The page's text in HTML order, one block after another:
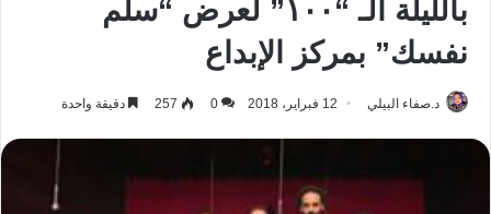
بالليلة الـ “١٠٠” لعرض “سلم
نفسك” بمركز الإبداع
د.صفاء البيلي 12 فبراير، 2018 0
257 دقيقة واحدة